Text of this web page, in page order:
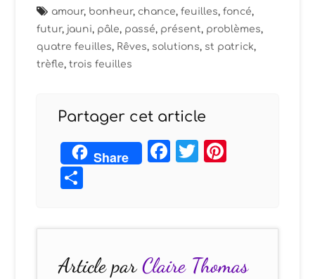
amour, bonheur, chance,feuilles,foncé,
futur, jauni, pâle, passé, présent, problèmes,
quatre feuilles, Rêves, solutions, st patrick,
trèfle,trois feuilles
Partager cet article
Share Facebook
Twitter
Article parClaire Thomas